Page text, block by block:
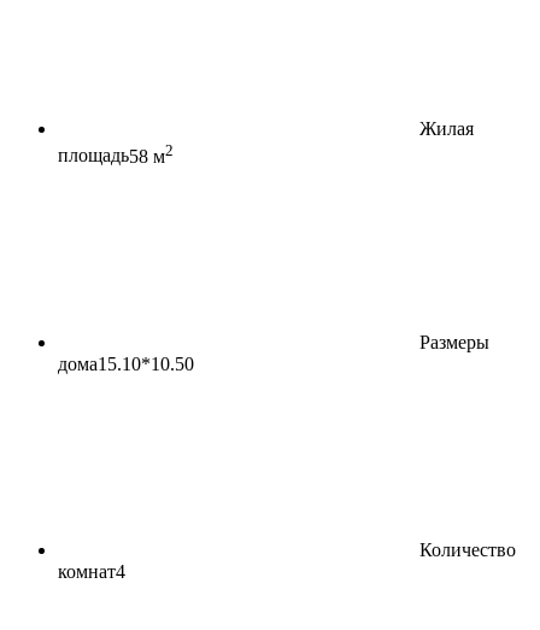
Жилая
площадь58 м2
Размеры
дома15.10*10.50
Количество
комнат4